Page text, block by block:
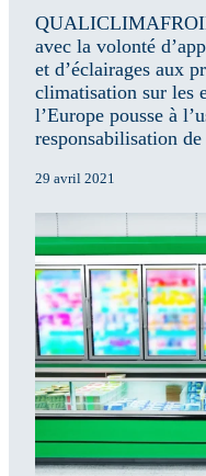
avec la volonté
et d’éclairages aux
climatisation sur les
l’Europe pousse à
responsabilisation
29 avril 2021